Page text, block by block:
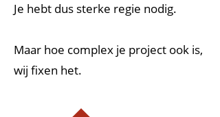
Je hebt dus sterke regie nodig.
Maar hoe complex je project ook is,
wij fixen het.